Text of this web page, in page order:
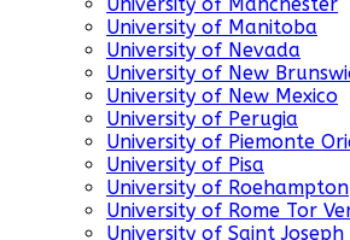
University of Manitoba
University of Nevada
University of New
University of New Mexico
University of Perugia
University of Piemonte
University of Pisa
University of Roehampton
University of Rome Tor
University of Saint Joseph